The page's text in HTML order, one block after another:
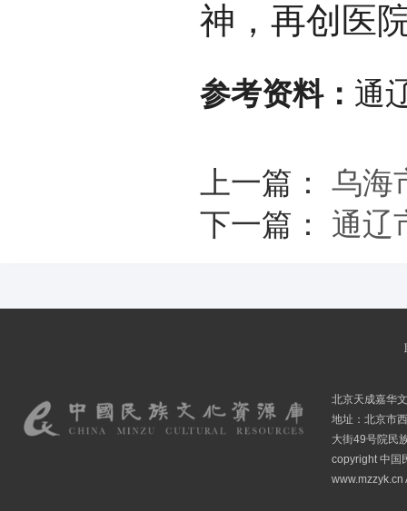
神，再创医
参考资料： 通
上一篇： 乌海
下一篇： 通辽
北京天成嘉华
地址：北京市
大街49号院民
copyright 中国